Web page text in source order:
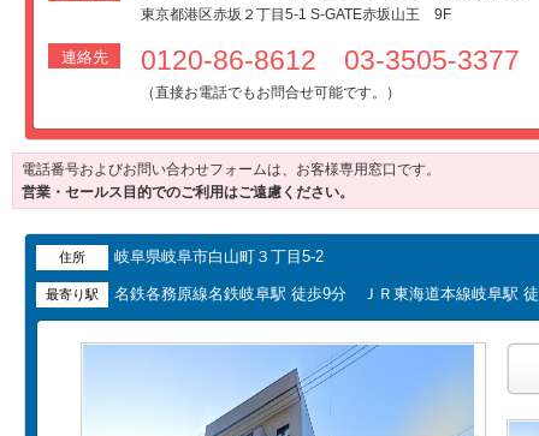
東京都港区赤坂２丁目5-1 S-GATE赤坂山王 9F
連絡先 0120-86-8612 03-3505-3377
（直接お電話でもお問合せ可能です。）
電話番号およびお問い合わせフォームは、お客様専用窓口です。
営業・セールス目的でのご利用はご遠慮ください。
住所 岐阜県岐阜市白山町３丁目5-2
最寄り駅 名鉄各務原線名鉄岐阜駅 徒歩9分 ＪＲ東海道本線岐阜駅